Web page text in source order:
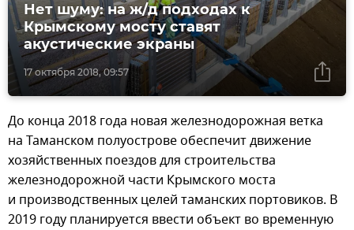
17 октября 2018, 09:57
Нет шуму: на ж/д подходах к
Крымскому мосту ставят
акустические экраны
До конца 2018 года новая железнодорожная ветка
на Таманском полуострове обеспечит движение
хозяйственных поездов для строительства
железнодорожной части Крымского моста
и производственных целей таманских портовиков. В
2019 году планируется ввести объект во временную